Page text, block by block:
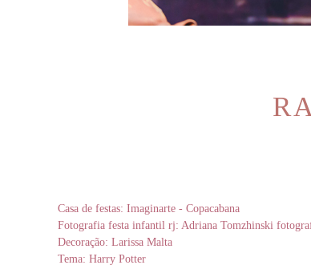
Casa de festas: Imaginarte - Copacabana
Fotografia festa infantil rj: Adriana Tomzhinski
Decoração: Larissa Malta
Tema: Harry Potter